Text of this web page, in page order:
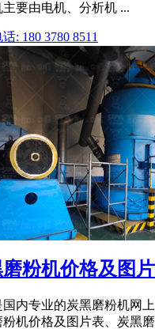
主要由电机、分析机 ...
: 180 3780 8511
粉机价格及图
国内专业的炭黑磨粉机网
粉机价格及图片表、炭黑